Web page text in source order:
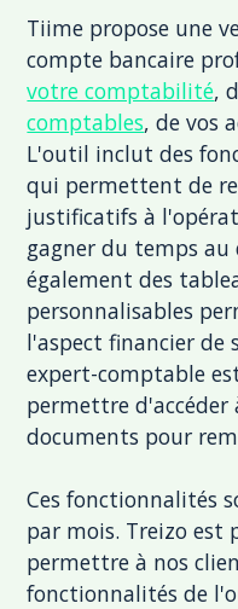
Tiime propose une
compte bancaire
votre comptabilité,
comptables, de vos
L'outil inclut des
qui permettent de
justificatifs à
gagner du temps
également des
personnalisables
l'aspect financier de
expert-comptable
permettre d'accéder
documents pour
Ces fonctionnalités
par mois. Treizo est
permettre à nos
fonctionnalités de